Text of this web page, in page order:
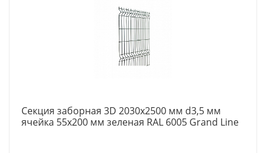
Секция заборная 3D 2030х2500 мм d3,5 мм
ячейка 55х200 мм зеленая RAL 6005 Grand Line